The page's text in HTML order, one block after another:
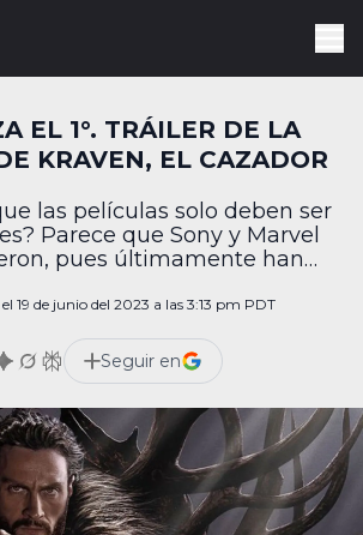
EL 1°. TRÁILER DE LA
KRAVEN, EL CAZADOR
las películas solo deben ser
Parece que Sony y Marvel
pues últimamente han
incluso de villanos. Hoy,
de redes sociales, Sony
el trailer #1 de […]
el 19 de junio del 2023 a las 3:13 pm PDT
Seguir en